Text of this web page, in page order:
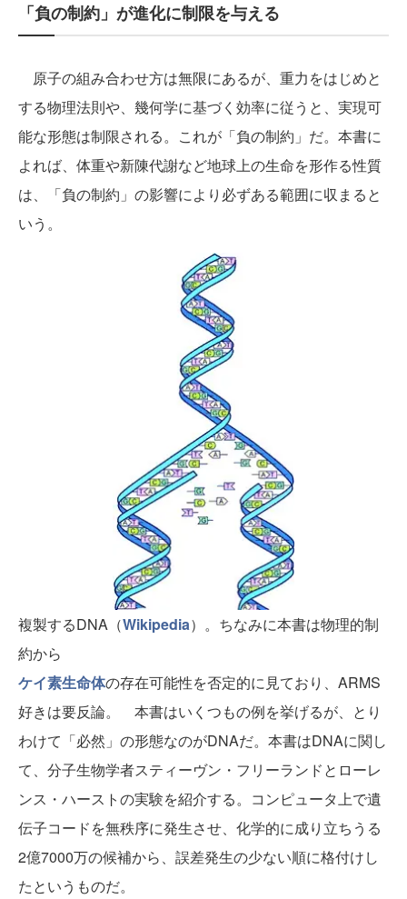
「負の制約」が進化に制限を与える
原子の組み合わせ方は無限にあるが、重力をはじめと
する物理法則や、幾何学に基づく効率に従うと、実現可
能な形態は制限される。これが「負の制約」だ。本書に
よれば、体重や新陳代謝など地球上の生命を形作る性質
は、「負の制約」の影響により必ずある範囲に収まると
いう。
複製するDNA（Wikipedia）。ちなみに本書は物理的制
約から
ケイ素生命体の存在可能性を否定的に見ており、ARMS
好きは要反論。
本書はいくつもの例を挙げるが、とり
わけて「必然」の形態なのがDNAだ。本書はDNAに関し
て、分子生物学者スティーヴン・フリーランドとローレ
ンス・ハーストの実験を紹介する。コンピュータ上で遺
伝子コードを無秩序に発生させ、化学的に成り立ちうる
2億7000万の候補から、誤差発生の少ない順に格付けし
たというものだ。